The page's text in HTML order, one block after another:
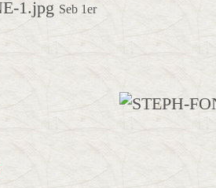
Seb 1er